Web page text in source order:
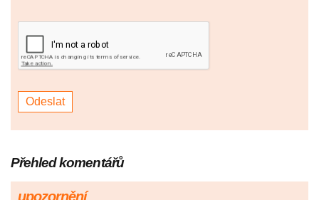
Přehled komentářů
upozornění